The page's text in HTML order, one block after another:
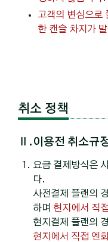
고객의 변심으로
한 캔슬 차지가
취소 정책
Ⅱ.이용전 취소규
요금 결제방식은
다.
사전결제 플랜의
하며 현지에서 직
현지결제 플랜의
현지에서 직접 엔